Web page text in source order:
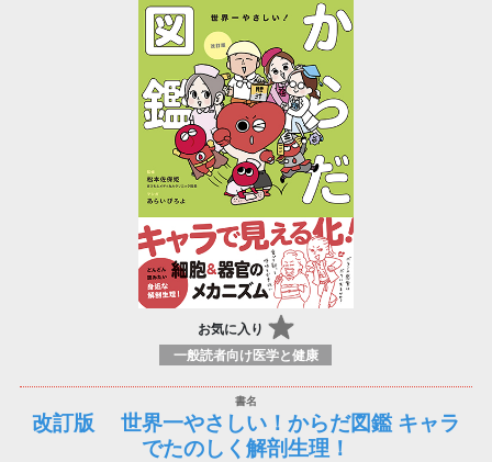
お気に入り
一般読者向け医学と健康
改訂版 世界一やさしい！からだ図鑑 キャラ
でたのしく解剖生理！